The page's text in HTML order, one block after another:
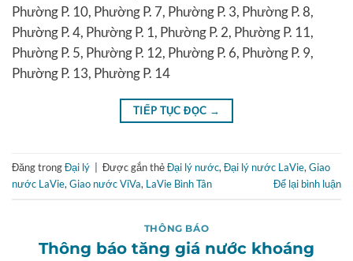
Phường P. 10, Phường P. 7, Phường P. 3, Phường P. 8,
Phường P. 4, Phường P. 1, Phường P. 2, Phường P. 11,
Phường P. 5, Phường P. 12, Phường P. 6, Phường P. 9,
Phường P. 13, Phường P. 14
TIẾP TỤC ĐỌC →
Đăng trongĐại lý Được gắn thẻĐại lý nước, Đại lý nước LaVie, Giao
nước LaVie, Giao nước ViVa, LaVie Bình Tân Để lại bình luận
THÔNG BÁO
Thông báo tăng giá nước khoáng